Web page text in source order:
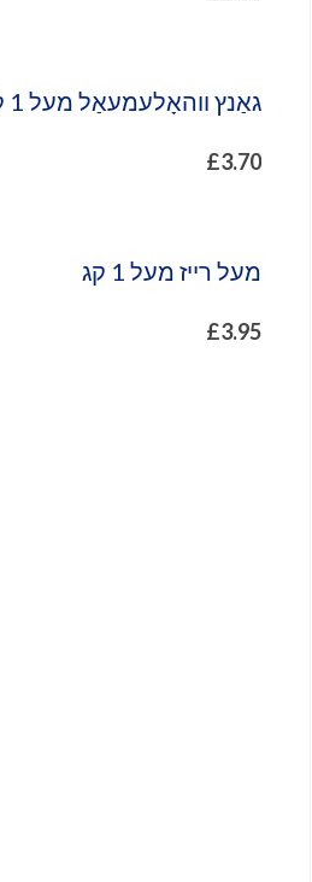
גאַנץ ווהאָלעמעאַל מעל 1 קג
£3.70
מעל רייז מעל 1 קג
£3.95